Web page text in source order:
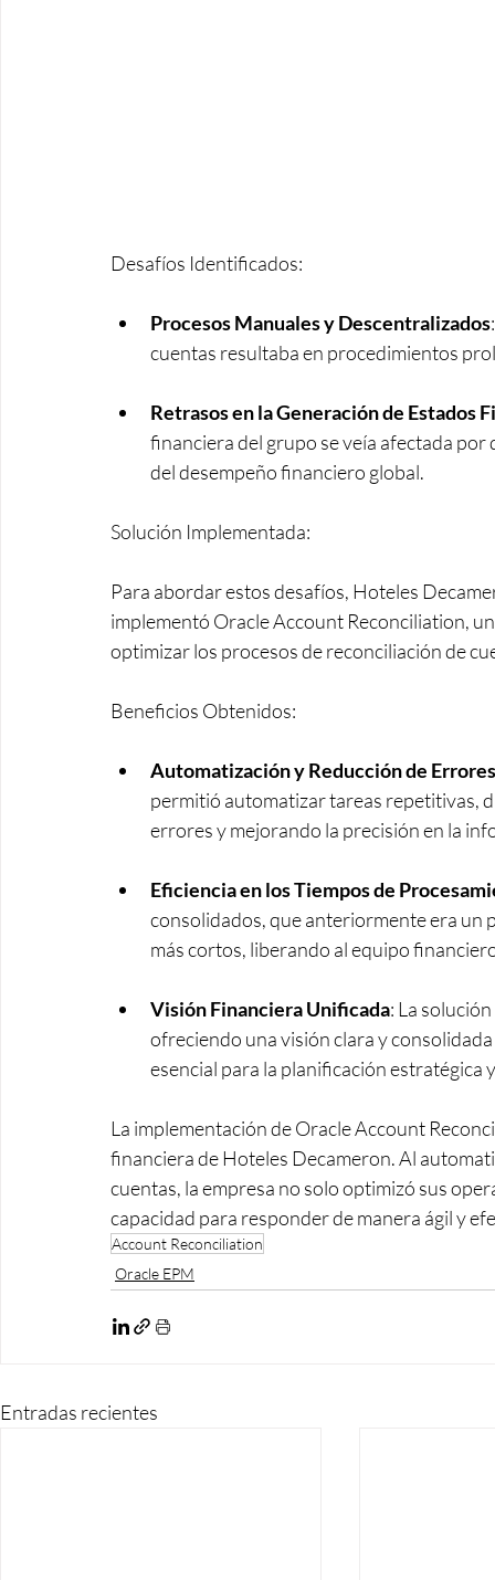
Desafíos Identificados:
Procesos Manuales y Descentralizados
cuentas resultaba en procedimientos
Retrasos en la Generación de Estados
financiera del grupo se veía afectada
del desempeño financiero global.
Solución Implementada:
Para abordar estos desafíos, Hoteles
implementó Oracle Account Reconciliation,
optimizar los procesos de reconciliación de
Beneficios Obtenidos:
Automatización y Reducción de Errores
permitió automatizar tareas repetitivas,
errores y mejorando la precisión en la
Eficiencia en los Tiempos de
consolidados, que anteriormente era un
más cortos, liberando al equipo
Visión Financiera Unificada: La
ofreciendo una visión clara y
esencial para la planificación estratégica
La implementación de Oracle Account
financiera de Hoteles Decameron. Al
cuentas, la empresa no solo optimizó sus
capacidad para responder de manera ágil y
Account Reconciliation
Oracle EPM
Entradas recientes